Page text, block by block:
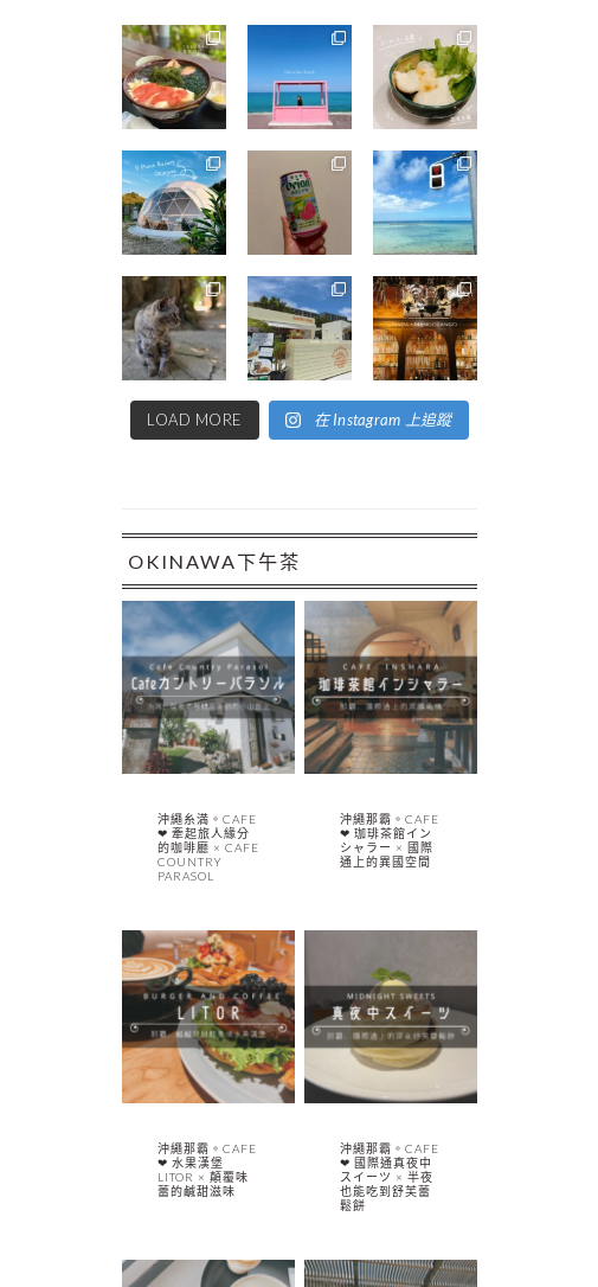
LOAD MORE 在 Instagram 上追蹤
OKINAWA下午茶
沖繩糸満。CAFE
❤︎ 牽起旅人緣分
的咖啡廳 × CAFE
COUNTRY
PARASOL
沖繩那霸。CAFE
❤︎ 珈琲茶館イン
シャラー × 國際
通上的異國空間
沖繩那霸。CAFE
❤︎ 水果漢堡
LITOR × 顛覆味
蕾的鹹甜滋味
沖繩那霸。CAFE
❤︎ 國際通真夜中
スイーツ × 半夜
也能吃到舒芙蕾
鬆餅